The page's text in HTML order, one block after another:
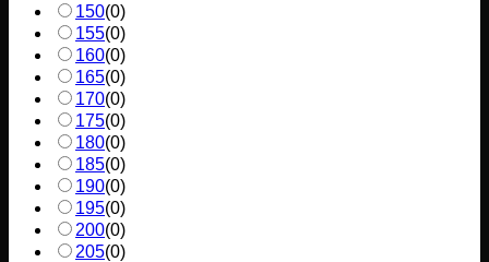
150(0)
155(0)
160(0)
165(0)
170(0)
175(0)
180(0)
185(0)
190(0)
195(0)
200(0)
205(0)